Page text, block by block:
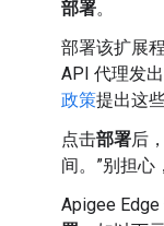
部署。
部署该扩展
API 代理发
政策提出这
点击部署后
间。”别担心
Apigee